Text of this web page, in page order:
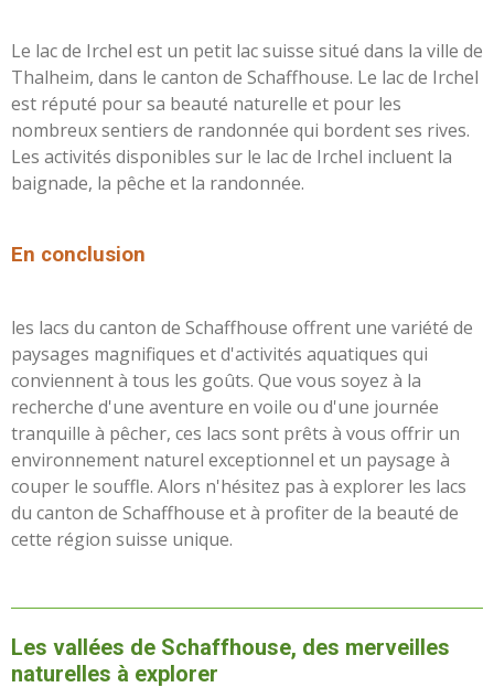
Le lac de Irchel est un petit lac suisse situé dans la ville de
Thalheim, dans le canton de Schaffhouse. Le lac de Irchel
est réputé pour sa beauté naturelle et pour les
nombreux sentiers de randonnée qui bordent ses rives.
Les activités disponibles sur le lac de Irchel incluent la
baignade, la pêche et la randonnée.
En conclusion
les lacs du canton de Schaffhouse offrent une variété de
paysages magnifiques et d'activités aquatiques qui
conviennent à tous les goûts. Que vous soyez à la
recherche d'une aventure en voile ou d'une journée
tranquille à pêcher, ces lacs sont prêts à vous offrir un
environnement naturel exceptionnel et un paysage à
couper le souffle. Alors n'hésitez pas à explorer les lacs
du canton de Schaffhouse et à profiter de la beauté de
cette région suisse unique.
Les vallées de Schaffhouse, des merveilles
naturelles à explorer